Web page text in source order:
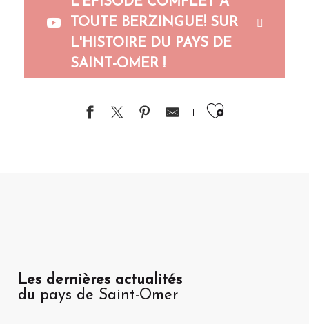
TOUTE BERZINGUE! SUR
L'HISTOIRE DU PAYS DE
SAINT-OMER !
Ajouter
Les dernières actualités
du pays de Saint-Omer